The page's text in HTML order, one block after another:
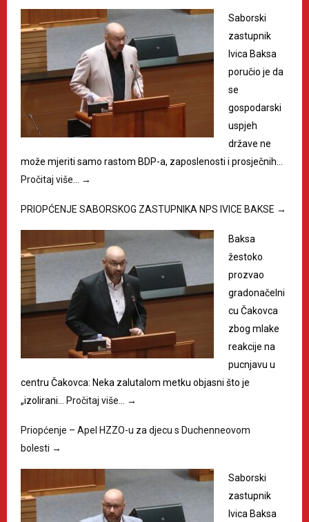
Saborski
zastupnik
Ivica Baksa
poručio je da
se
gospodarski
uspjeh
države ne
može mjeriti samo rastom BDP-a, zaposlenosti i prosječnih…
Pročitaj više… →
PRIOPĆENJE SABORSKOG ZASTUPNIKA NPS IVICE BAKSE →
Baksa
žestoko
prozvao
gradonačelni
cu Čakovca
zbog mlake
reakcije na
pucnjavu u
centru Čakovca: Neka zalutalom metku objasni što je
„izolirani… Pročitaj više… →
Priopćenje – Apel HZZO-u za djecu s Duchenneovom
bolesti →
Saborski
zastupnik
Ivica Baksa